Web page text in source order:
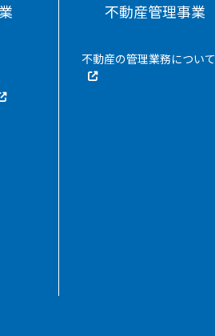
不動産管理事業
不動産の管理業務について